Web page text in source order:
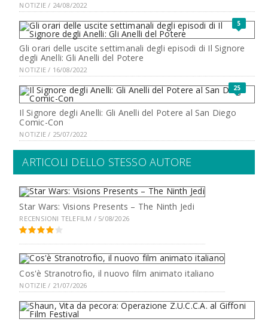
NOTIZIE / 24/08/2022
5
Gli orari delle uscite settimanali degli episodi di Il Signore
degli Anelli: Gli Anelli del Potere
NOTIZIE / 16/08/2022
25
Il Signore degli Anelli: Gli Anelli del Potere al San Diego
Comic-Con
NOTIZIE / 25/07/2022
ARTICOLI DELLO STESSO AUTORE
Star Wars: Visions Presents – The Ninth Jedi
RECENSIONI TELEFILM / 5/08/2026
Cos'è Stranotrofio, il nuovo film animato italiano
NOTIZIE / 21/07/2026